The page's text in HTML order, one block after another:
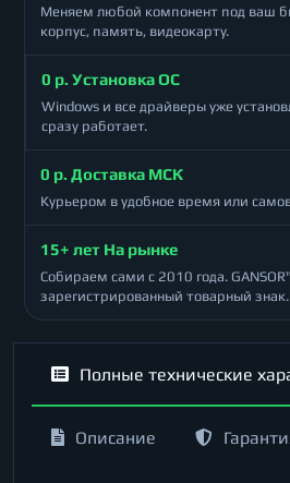
Меняем любой компонент под ваш
корпус, память, видеокарту.
0 р. Установка ОС
Windows и все драйверы уже
сразу работает.
0 р. Доставка МСК
Курьером в удобное время или
15+ лет На рынке
Собираем сами с 2010 года.
зарегистрированный товарный знак.
Полные технические
Описание